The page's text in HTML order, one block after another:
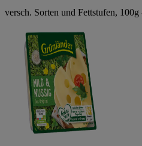
versch. Sorten und Fettstufen, 100g